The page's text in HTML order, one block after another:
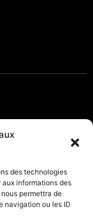
des technologies
informations des
permettra de
navigation ou les ID